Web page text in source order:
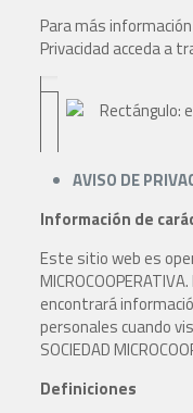
Para más
Privacidad acceda a
AVISO DE
Información de
Este sitio web es
encontrará
personales cuando
SOCIEDAD
Definiciones